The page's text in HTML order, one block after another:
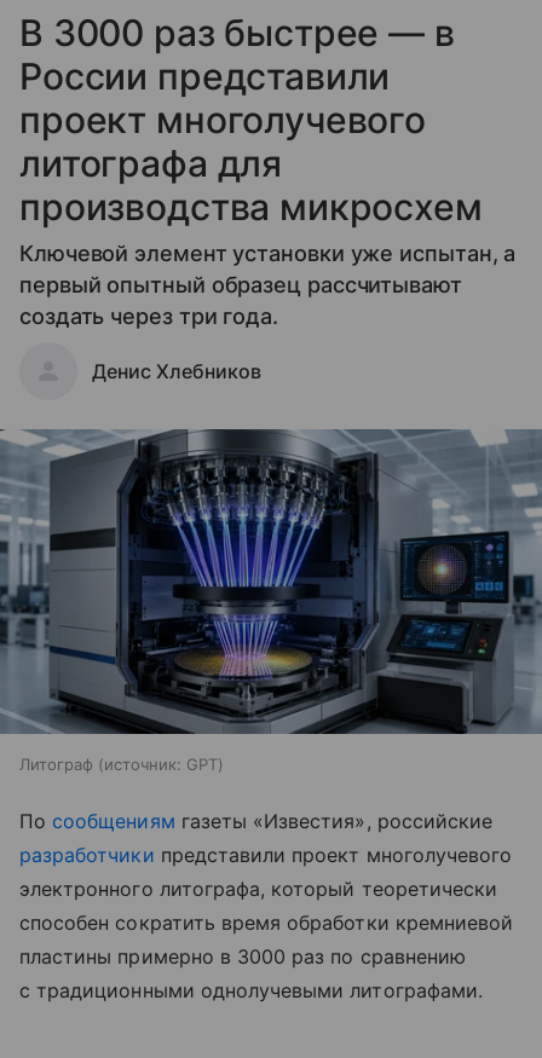
В 3000 раз быстрее — в
России представили
проект многолучевого
литографа для
производства микросхем
Ключевой элемент установки уже испытан, а
первый опытный образец рассчитывают
создать через три года.
Денис Хлебников
Литограф источник: GPT
По сообщениям газеты «Известия», российские
разработчики представили проект многолучевого
электронного литографа, который теоретически
способен сократить время обработки кремниевой
пластины примерно в 3000 раз по сравнению
с традиционными однолучевыми литографами.